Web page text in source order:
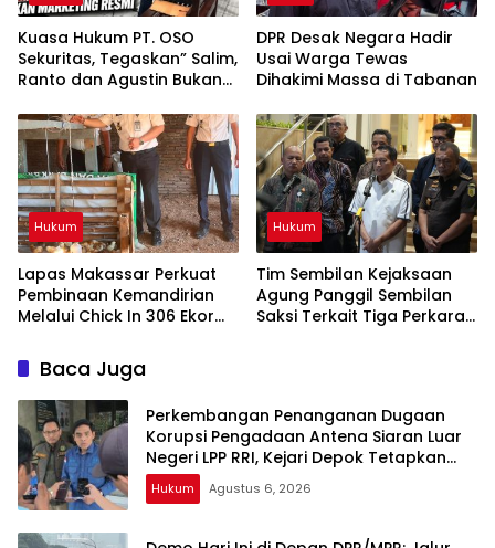
Kuasa Hukum PT. OSO
Sekuritas, Tegaskan” Salim,
Ranto dan Agustin Bukan
DPR Desak Negara Hadir
Usai Warga Tewas
Dihakimi Massa di Tabanan
Hukum
Lapas Makassar Perkuat
Pembinaan Kemandirian
Melalui Chick In 306 Ekor
Hukum
Tim Sembilan Kejaksaan
Agung Panggil Sembilan
Saksi Terkait Tiga Perkara
Baca Juga
Perkembangan Penanganan Dugaan
Korupsi Pengadaan Antena Siaran Luar
Negeri LPP RRI, Kejari Depok Tetapkan
Satu Tersangka Baru
Hukum Agustus 6, 2026